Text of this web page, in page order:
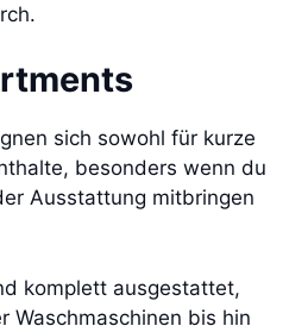
sich sowohl für kurze
besonders wenn du
Ausstattung mitbringen
komplett ausgestattet,
Waschmaschinen bis hin